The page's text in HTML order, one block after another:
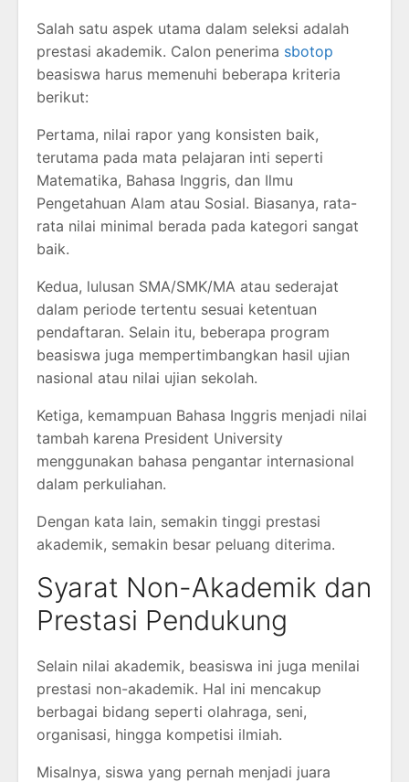
Salah satu aspek utama dalam seleksi adalah
prestasi akademik. Calon penerima sbotop
beasiswa harus memenuhi beberapa kriteria
berikut:
Pertama, nilai rapor yang konsisten baik,
terutama pada mata pelajaran inti seperti
Matematika, Bahasa Inggris, dan Ilmu
Pengetahuan Alam atau Sosial. Biasanya, rata-
rata nilai minimal berada pada kategori sangat
baik.
Kedua, lulusan SMA/SMK/MA atau sederajat
dalam periode tertentu sesuai ketentuan
pendaftaran. Selain itu, beberapa program
beasiswa juga mempertimbangkan hasil ujian
nasional atau nilai ujian sekolah.
Ketiga, kemampuan Bahasa Inggris menjadi nilai
tambah karena President University
menggunakan bahasa pengantar internasional
dalam perkuliahan.
Dengan kata lain, semakin tinggi prestasi
akademik, semakin besar peluang diterima.
Syarat Non-Akademik dan
Prestasi Pendukung
Selain nilai akademik, beasiswa ini juga menilai
prestasi non-akademik. Hal ini mencakup
berbagai bidang seperti olahraga, seni,
organisasi, hingga kompetisi ilmiah.
Misalnya, siswa yang pernah menjadi juara